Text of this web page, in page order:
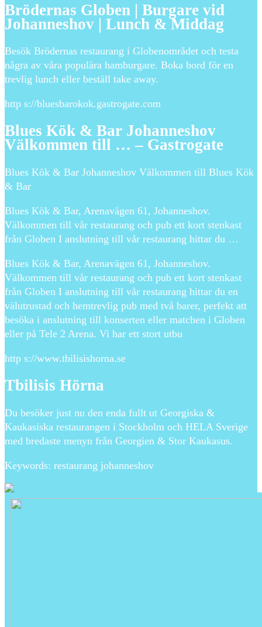
Brödernas Globen | Burgare vid
Johanneshov | Lunch & Middag
Besök Brödernas restaurang i Globenområdet och testa
några av våra populära hamburgare. Boka bord för en
trevlig lunch eller beställ take away.
http s://bluesbarokok.gastrogate.com
Blues Kök & Bar Johanneshov
Välkommen till … – Gastrogate
Blues Kök & Bar Johanneshov Välkommen till Blues Kök
& Bar
Blues Kök & Bar, Arenavägen 61, Johanneshov.
Välkommen till vår restaurang och pub ett kort stenkast
från Globen I anslutning till vår restaurang hittar du …
Blues Kök & Bar, Arenavägen 61, Johanneshov.
Välkommen till vår restaurang och pub ett kort stenkast
från Globen I anslutning till vår restaurang hittar du en
välutrustad och hemtrevlig pub med två barer, perfekt att
besöka i anslutning till konserten eller matchen i Globen
eller på Tele 2 Arena. Vi har ett stort utbu
http s://www.tbilisishorna.se
Tbilisis Hörna
Du besöker just nu den enda fullt ut Georgiska &
Kaukasiska restaurangen i Stockholm och HELA Sverige
med bredaste menyn från Georgien & Stor Kaukasus.
Keywords: restaurang johanneshov